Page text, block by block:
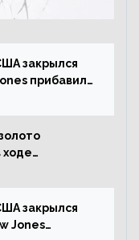
закрылся
прибавил
ходе
закрылся
Jones